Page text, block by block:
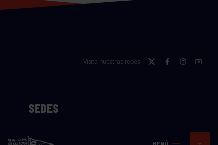
MENÚ
Visita nuestras redes
SEDES